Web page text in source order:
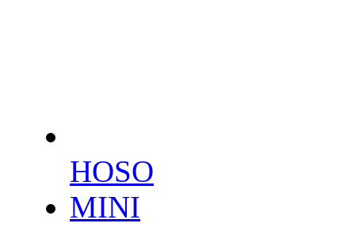
HOSO
MINI